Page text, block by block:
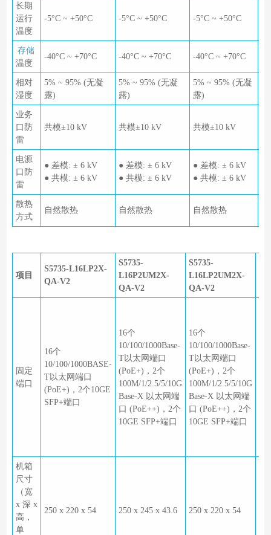
长期
运行
温度
-5°C ~ +50°C -5°C ~ +50°C -5°C ~ +50°C
存储
温度
-40°C ~ +70°C -40°C ~ +70°C -40°C ~ +70°C
相对
湿度
5% ~ 95% (无凝
露)
5% ~ 95% (无凝
露)
5% ~ 95% (无凝
露)
业务
口防
雷
共模±10 kV 共模±10 kV 共模±10 kV
电源
口防
雷
● 差模: ± 6 kV
● 共模: ± 6 kV
● 差模: ± 6 kV
● 共模: ± 6 kV
● 差模: ± 6 kV
● 共模: ± 6 kV
散热
方式
自然散热 自然散热 自然散热
项目
S5735-L16LP2X-
QA-V2
S5735-
L16P2UM2X-
QA-V2
S5735-
L16LP2UM2X-
QA-V2
固定
端口
16个
10/100/1000BASE-
T以太网端口
(PoE+)，2个10GE
SFP+端口
16个
10/100/1000Base-
T以太网端口
(PoE+)，2个
100M/1/2.5/5/10G
Base-X 以太网端
口 (PoE++)，2个
10GE SFP+端口
16个
10/100/1000Base-
T以太网端口
(PoE+)，2个
100M/1/2.5/5/10G
Base-X 以太网端
口 (PoE++)，2个
10GE SFP+端口
机箱
尺寸
（宽
x 深 x
高，
单
250 x 220 x 54 250 x 245 x 43.6 250 x 220 x 54